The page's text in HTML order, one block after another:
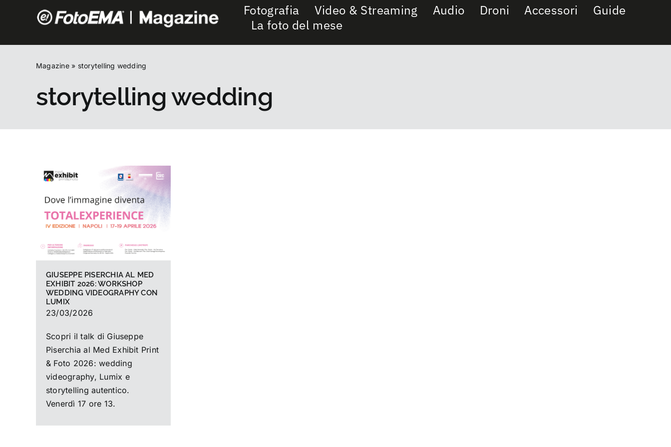
Fotografia Video & Streaming Audio Droni Accessori
Guide
La foto del mese
Magazine» storytelling wedding
storytelling wedding
GIUSEPPE PISERCHIA AL MED
EXHIBIT 2026: WORKSHOP
WEDDING VIDEOGRAPHY CON
LUMIX
23/03/2026
Scopri il talk di Giuseppe
Piserchia al Med Exhibit Print
& Foto 2026: wedding
videography, Lumix e
storytelling autentico.
Venerdì 17 ore 13.